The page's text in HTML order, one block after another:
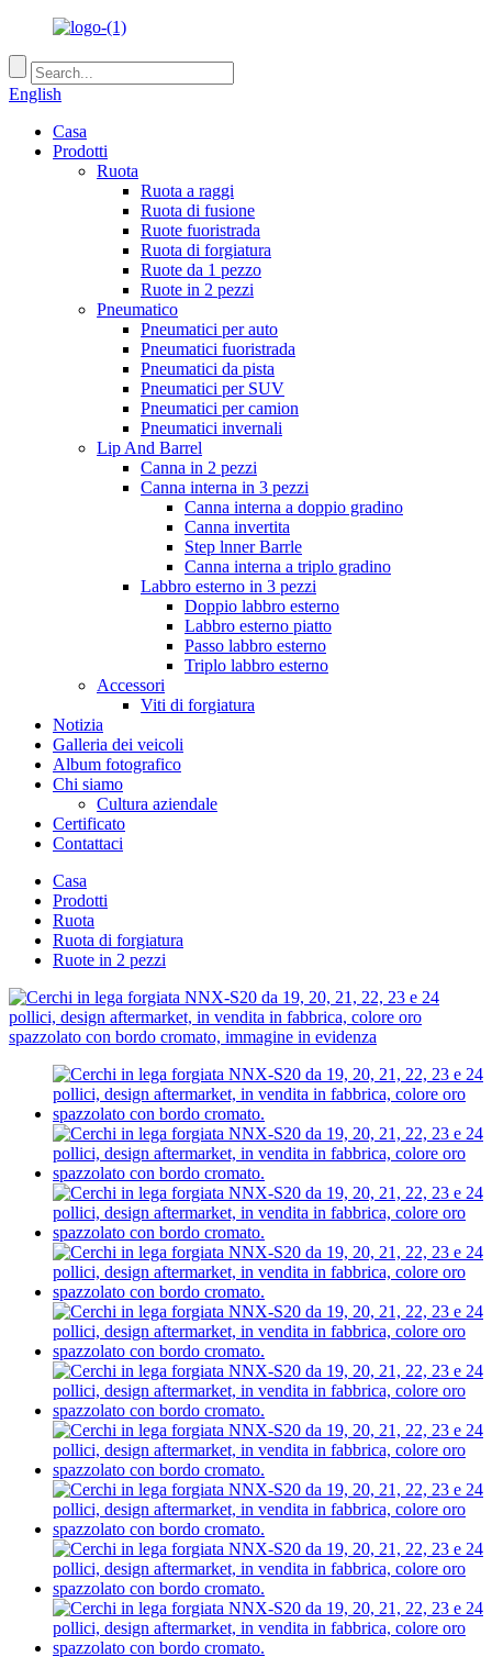
English
Casa
Prodotti
Ruota
Ruota a raggi
Ruota di fusione
Ruote fuoristrada
Ruota di forgiatura
Ruote da 1 pezzo
Ruote in 2 pezzi
Pneumatico
Pneumatici per auto
Pneumatici fuoristrada
Pneumatici da pista
Pneumatici per SUV
Pneumatici per camion
Pneumatici invernali
Lip And Barrel
Canna in 2 pezzi
Canna interna in 3 pezzi
Canna interna a doppio gradino
Canna invertita
Step lnner Barrle
Canna interna a triplo gradino
Labbro esterno in 3 pezzi
Doppio labbro esterno
Labbro esterno piatto
Passo labbro esterno
Triplo labbro esterno
Accessori
Viti di forgiatura
Notizia
Galleria dei veicoli
Album fotografico
Chi siamo
Cultura aziendale
Certificato
Contattaci
Casa
Prodotti
Ruota
Ruota di forgiatura
Ruote in 2 pezzi